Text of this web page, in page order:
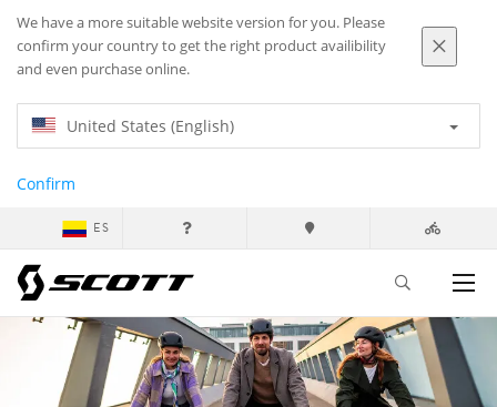
We have a more suitable website version for you. Please
confirm your country to get the right product availibility
and even purchase online.
United States (English)
Confirm
ES